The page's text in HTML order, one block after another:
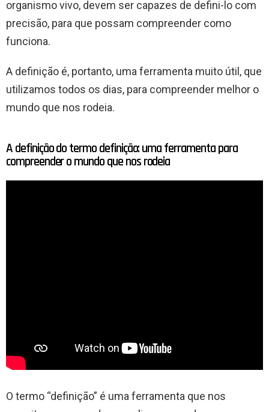
organismo vivo, devem ser capazes de defini-lo com
precisão, para que possam compreender como
funciona.
A definição é, portanto, uma ferramenta muito útil, que
utilizamos todos os dias, para compreender melhor o
mundo que nos rodeia.
A definição do termo definição: uma ferramenta para
compreender o mundo que nos rodeia
O termo “definição” é uma ferramenta que nos